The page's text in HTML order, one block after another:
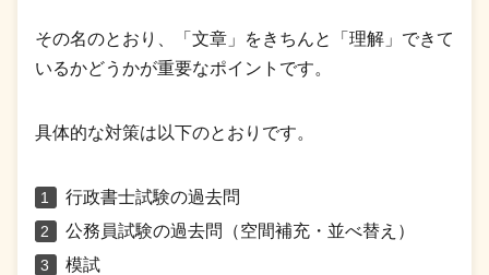
その名のとおり、「文章」をきちんと「理解」できて
いるかどうかが重要なポイントです。
具体的な対策は以下のとおりです。
行政書士試験の過去問
公務員試験の過去問（空間補充・並べ替え）
模試